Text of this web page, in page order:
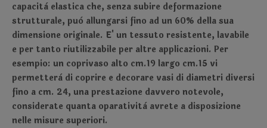
capacità elastica che, senza subire deformazione
strutturale, può allungarsi fino ad un 60% della sua
dimensione originale. E' un tessuto resistente, lavabile
e per tanto riutilizzabile per altre applicazioni. Per
esempio: un coprivaso alto cm.19 largo cm.15 vi
permetterà di coprire e decorare vasi di diametri diversi
fino a cm. 24, una prestazione davvero notevole,
considerate quanta oparatività avrete a disposizione
nelle misure superiori.